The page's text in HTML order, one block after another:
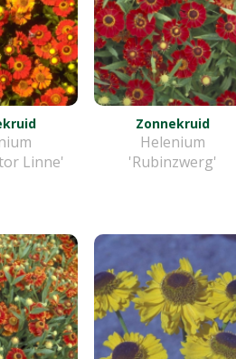
Linne'
Zonnekruid
Helenium
'Rubinzwerg'